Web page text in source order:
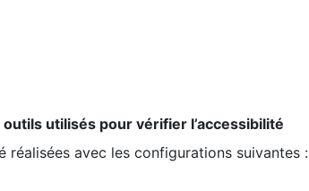
utilisés pour vérifier l’accessibilité
avec les configurations suivantes :